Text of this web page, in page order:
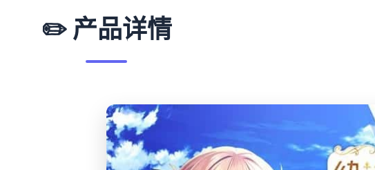
✏️ 产品详情